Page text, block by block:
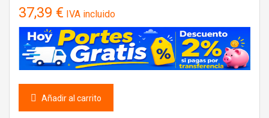
37,39 € IVA incluido
Añadir al carrito